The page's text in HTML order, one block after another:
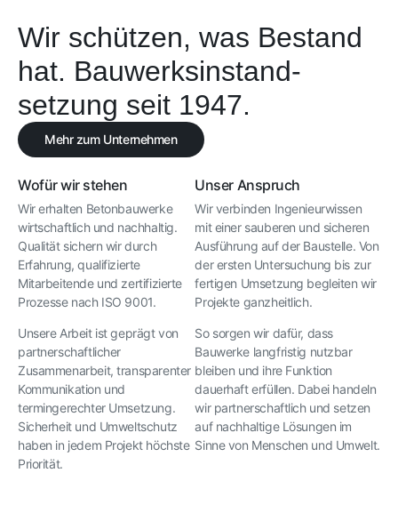
Wofür wir stehen
Wir erhalten Betonbauwerke
wirtschaftlich und nachhaltig.
Qualität sichern wir durch
Erfahrung, qualifizierte
Mitarbeitende und zertifizierte
Prozesse nach ISO 9001.
Unsere Arbeit ist geprägt von
partnerschaftlicher
Zusammenarbeit, transparenter
Kommunikation und
termingerechter Umsetzung.
Sicherheit und Umweltschutz
haben in jedem Projekt höchste
Priorität.
Unser Anspruch
Wir verbinden Ingenieurwissen
mit einer sauberen und sicheren
Ausführung auf der Baustelle. Von
der ersten Untersuchung bis zur
fertigen Umsetzung begleiten wir
Projekte ganzheitlich.
So sorgen wir dafür, dass
Bauwerke langfristig nutzbar
bleiben und ihre Funktion
dauerhaft erfüllen. Dabei handeln
wir partnerschaftlich und setzen
auf nachhaltige Lösungen im
Sinnevon Menschen und Umwelt.
Wir schützen, was Bestand
hat. Bauwerksinstand­
setzung seit 1947.
Mehr zum Unternehmen